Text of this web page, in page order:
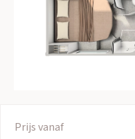
Prijs vanaf